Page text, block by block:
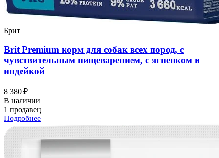
Брит
Brit Premium корм для собак всех пород, с
чувствительным пищеварением, с ягненком и
индейкой
8 380 ₽
В наличии
1 продавец
Подробнее